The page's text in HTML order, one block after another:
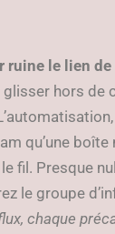
ruine le lien
hors de
qu’une boîte
fil. Presque
le groupe
chaque